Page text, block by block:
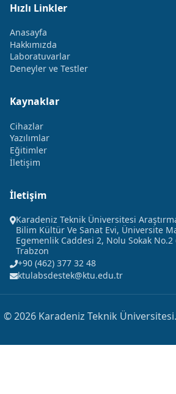
Hızlı Linkler
Anasayfa
Hakkımızda
Laboratuvarlar
Deneyler ve Testler
Kaynaklar
Cihazlar
Yazılımlar
Eğitimler
İletişim
İletişim
Karadeniz Teknik Üniversitesi
Bilim Kültür Ve Sanat Evi, Üniversite
Egemenlik Caddesi 2, Nolu Sokak
Trabzon
+90 (462) 377 32 48
ktulabsdestek@ktu.edu.tr
© 2026 Karadeniz Teknik Üniversitesi.